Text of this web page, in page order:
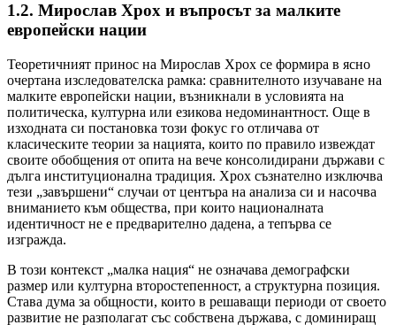
1.2. Мирослав Хрох и въпросът за малките
европейски нации
Теоретичният принос на Мирослав Хрох се формира в ясно
очертана изследователска рамка: сравнителното изучаване на
малките европейски нации, възникнали в условията на
политическа, културна или езикова недоминантност. Още в
изходната си постановка този фокус го отличава от
класическите теории за нацията, които по правило извеждат
своите обобщения от опита на вече консолидирани държави с
дълга институционална традиция. Хрох съзнателно изключва
тези „завършени“ случаи от центъра на анализа си и насочва
вниманието към общества, при които националната
идентичност не е предварително дадена, а тепърва се
изгражда.
В този контекст „малка нация“ не означава демографски
размер или културна второстепенност, а структурна позиция.
Става дума за общности, които в решаващи периоди от своето
развитие не разполагат със собствена държава, с доминиращ